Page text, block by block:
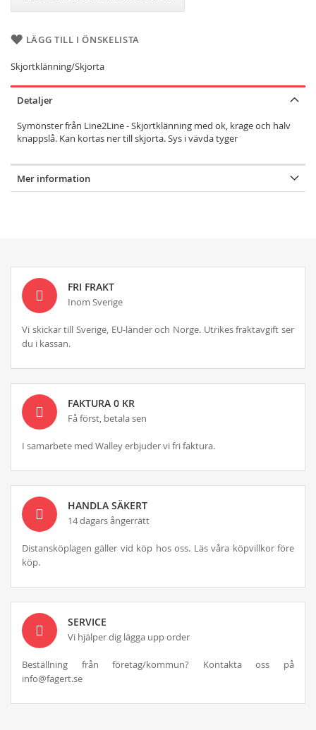
LÄGG TILL I ÖNSKELISTA
Skjortklänning/Skjorta
Detaljer
Symönster från Line2Line - Skjortklänning med ok, krage och halv
knappslå. Kan kortas ner till skjorta. Sys i vävda tyger
Mer information
FRI FRAKT
Inom Sverige
Vi skickar till Sverige, EU-länder och Norge. Utrikes fraktavgift ser
du i kassan.
FAKTURA 0 KR
Få först, betala sen
I samarbete med Walley erbjuder vi fri faktura.
HANDLA SÄKERT
14 dagars ångerrätt
Distansköplagen gäller vid köp hos oss. Läs våra köpvillkor före
köp.
SERVICE
Vi hjälper dig lägga upp order
Beställning från företag/kommun? Kontakta oss på
info@fagert.se